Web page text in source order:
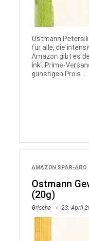
Ostmann
für alle, die
Amazon gibt es
inkl. Prime-
günstigen Preis ...
AMAZON SPAR-ABO
Ostmann
(20g)
Grischa 23. April